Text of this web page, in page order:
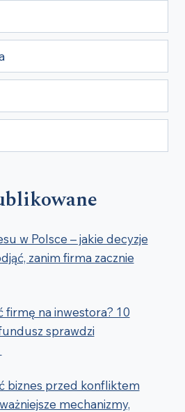
w Polsce – jakie decyzje
zanim firma zacznie
na inwestora? 10
sprawdzi
biznes przed konfliktem
mechanizmy,